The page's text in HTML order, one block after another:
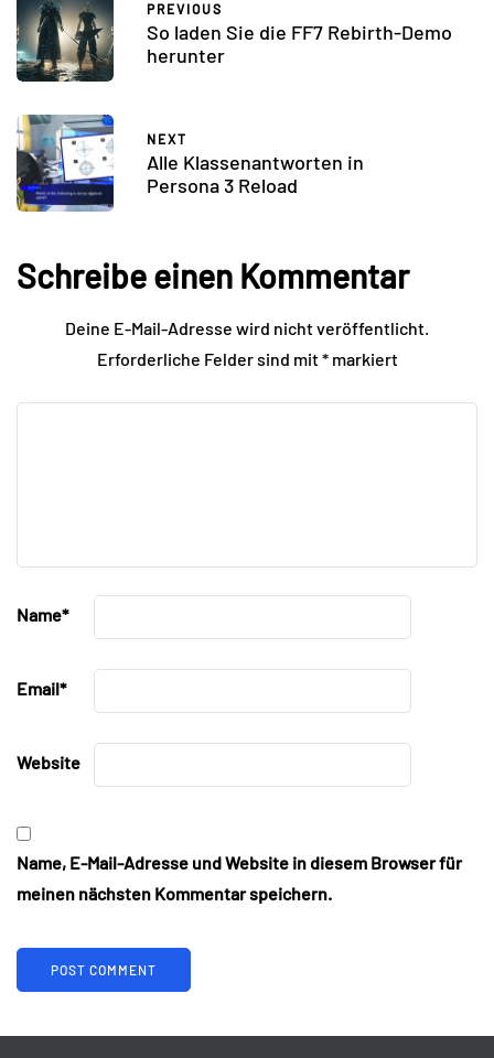
PREVIOUS
So laden Sie die FF7 Rebirth-Demo
herunter
NEXT
Alle Klassenantworten in
Persona 3 Reload
Schreibe einen Kommentar
Deine E-Mail-Adresse wird nicht veröffentlicht.
Erforderliche Felder sind mit*markiert
Name*
Email*
Website
Name, E-Mail-Adresse und Website in diesem Browser für
meinen nächsten Kommentar speichern.